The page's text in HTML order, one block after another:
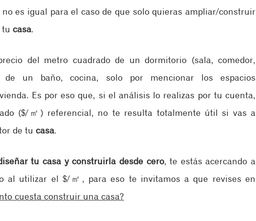
no es igual para el caso de que solo quieras ampliar/construir
tu casa.
del metro cuadrado de un dormitorio (sala, comedor,
un baño, cocina, solo por mencionar los espacios
Es por eso que, si el análisis lo realizas por tu cuenta,
($/㎡) referencial, no te resulta totalmente útil si vas a
de tu casa.
tu casa y construirla desde cero, te estás acercando a
al utilizar el $/㎡, para eso te invitamos a que revises en
cuesta construir una casa?